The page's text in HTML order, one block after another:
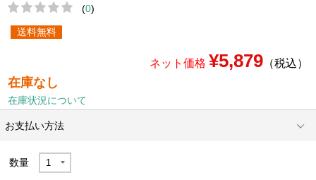
(0)
送料無料
ネット価格 ¥5,879（税込）
在庫なし
在庫状況について
お支払い方法
数量